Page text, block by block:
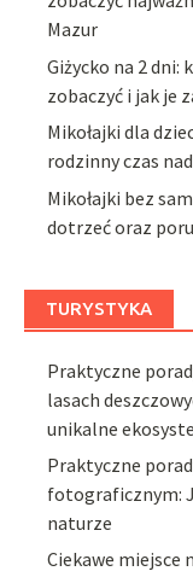
Mazur
Giżycko na 2
zobaczyć i jak je
Mikołajki dla
rodzinny czas
Mikołajki bez
dotrzeć oraz
TURYSTYKA
Praktyczne
lasach
unikalne
Praktyczne
fotograficznym:
naturze
Ciekawe miejsce